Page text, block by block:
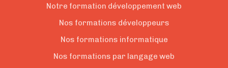
Notre formation développement web
Nos formations développeurs
Nos formations informatique
Nos formations par langage web